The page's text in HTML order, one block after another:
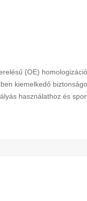
(OE)
kiemelkedő
használathoz és